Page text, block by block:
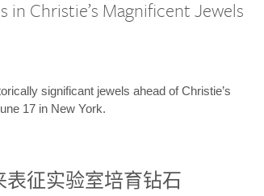
Christie’s Magnificent Jewels
significant jewels ahead of Christie’s
17 in New York.
表征实验室培育钻石